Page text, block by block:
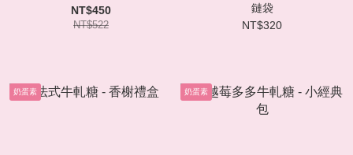
NT$450
NT$522
鏈袋
NT$320
奶蛋素 奶蛋素